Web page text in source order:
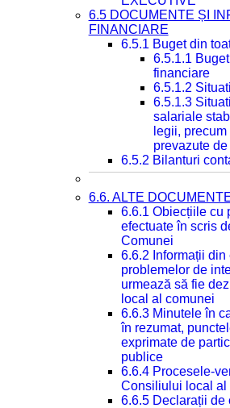
6.5 DOCUMENTE ȘI
FINANCIARE
6.5.1 Buget din
6.5.1.1
financiare
6.5.1.2
6.5.1.3
salariale
legii,
prevazute
6.5.2 Bilanturi
6.6. ALTE
6.6.1 Obiecțiile cu
efectuate în scris
Comunei
6.6.2 Informații din
problemelor de
urmează să fie
local al comunei
6.6.3 Minutele în
în rezumat,
exprimate de
publice
6.6.4 Procesele-
Consiliului local al
6.6.5 Declarații de